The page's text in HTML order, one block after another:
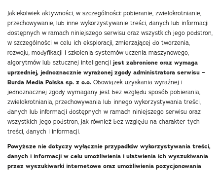
Jakiekolwiek aktywności, w szczególności: pobieranie, zwielokrotnianie,
przechowywanie, lub inne wykorzystywanie treści, danych lub informacji
dostępnych w ramach niniejszego serwisu oraz wszystkich jego podstron,
w szczególności w celu ich eksploracji, zmierzającej do tworzenia,
rozwoju, modyfikacji i szkolenia systemów uczenia maszynowego,
algorytmów lub sztucznej inteligencji jest zabronione oraz wymaga
uprzedniej, jednoznacznie wyrażonej zgody administratora serwisu –
Burda Media Polska sp. z o.o. Obowiązek uzyskania wyraźnej i
jednoznacznej zgody wymagany jest bez względu sposób pobierania,
zwielokrotniania, przechowywania lub innego wykorzystywania treści,
danych lub informacji dostępnych w ramach niniejszego serwisu oraz
wszystkich jego podstron, jak również bez względu na charakter tych
treści, danych i informacji.
Powyższe nie dotyczy wyłącznie przypadków wykorzystywania treści,
danych i informacji w celu umożliwienia i ułatwienia ich wyszukiwania
przez wyszukiwarki internetowe oraz umożliwienia pozycjonowania